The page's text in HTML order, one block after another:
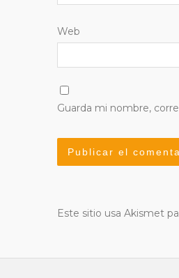
Web
Guarda mi nombre,
Este sitio usa Akismet